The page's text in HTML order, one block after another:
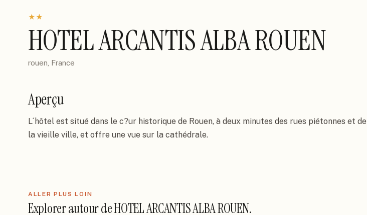
★★
HOTEL ARCANTIS ALBA ROUEN
rouen, France
Aperçu
L´hôtel est situé dans le c?ur historique de Rouen, à deux minutes des rues piétonnes et de
la vieille ville, et offre une vue sur la cathédrale.
ALLER PLUS LOIN
Explorer autour deHOTEL ARCANTIS ALBA ROUEN.